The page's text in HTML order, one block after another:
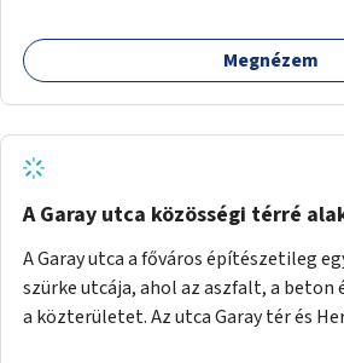
Megnézem
A Garay utca közösségi térré
A Garay utca a főváros építészetileg
szürke utcája, ahol az aszfalt, a beton
a közterületet. Az utca Garay tér és